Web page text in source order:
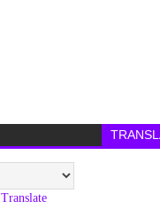
Translate